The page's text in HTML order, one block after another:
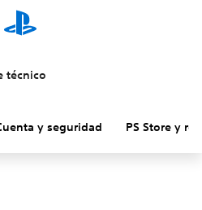
técnico
y seguridad PS Store y